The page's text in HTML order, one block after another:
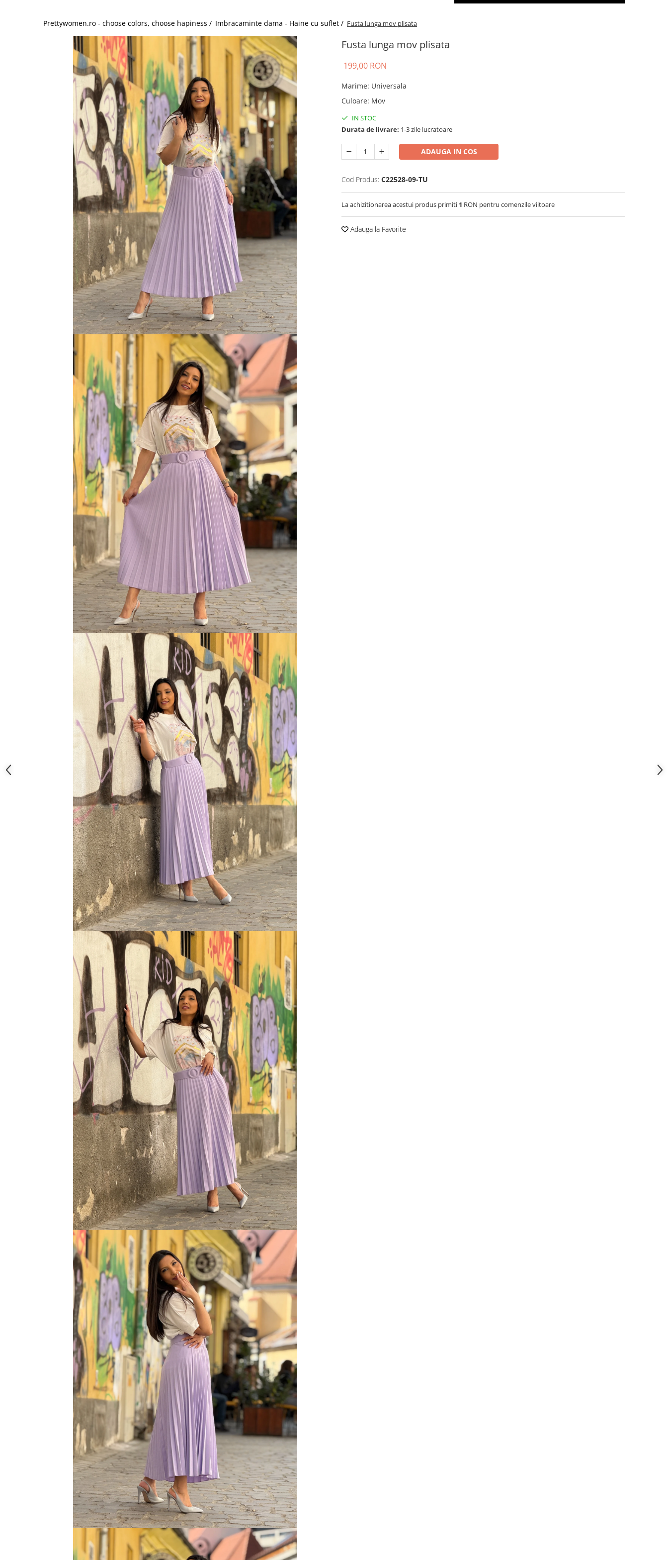
Prettywomen.ro - choose colors, choose hapiness / Imbracaminte dama - Haine cu suflet / Fusta lunga mov plisata
Fusta lunga mov plisata
199,00 RON
Marime: Universala
Culoare: Mov
IN STOC
Durata de livrare: 1-3 zile lucratoare
ADAUGA IN COS
Cod Produs: C22528-09-TU
La achizitionarea acestui produs primiti 1 RON pentru comenzile viitoare
Adauga la Favorite